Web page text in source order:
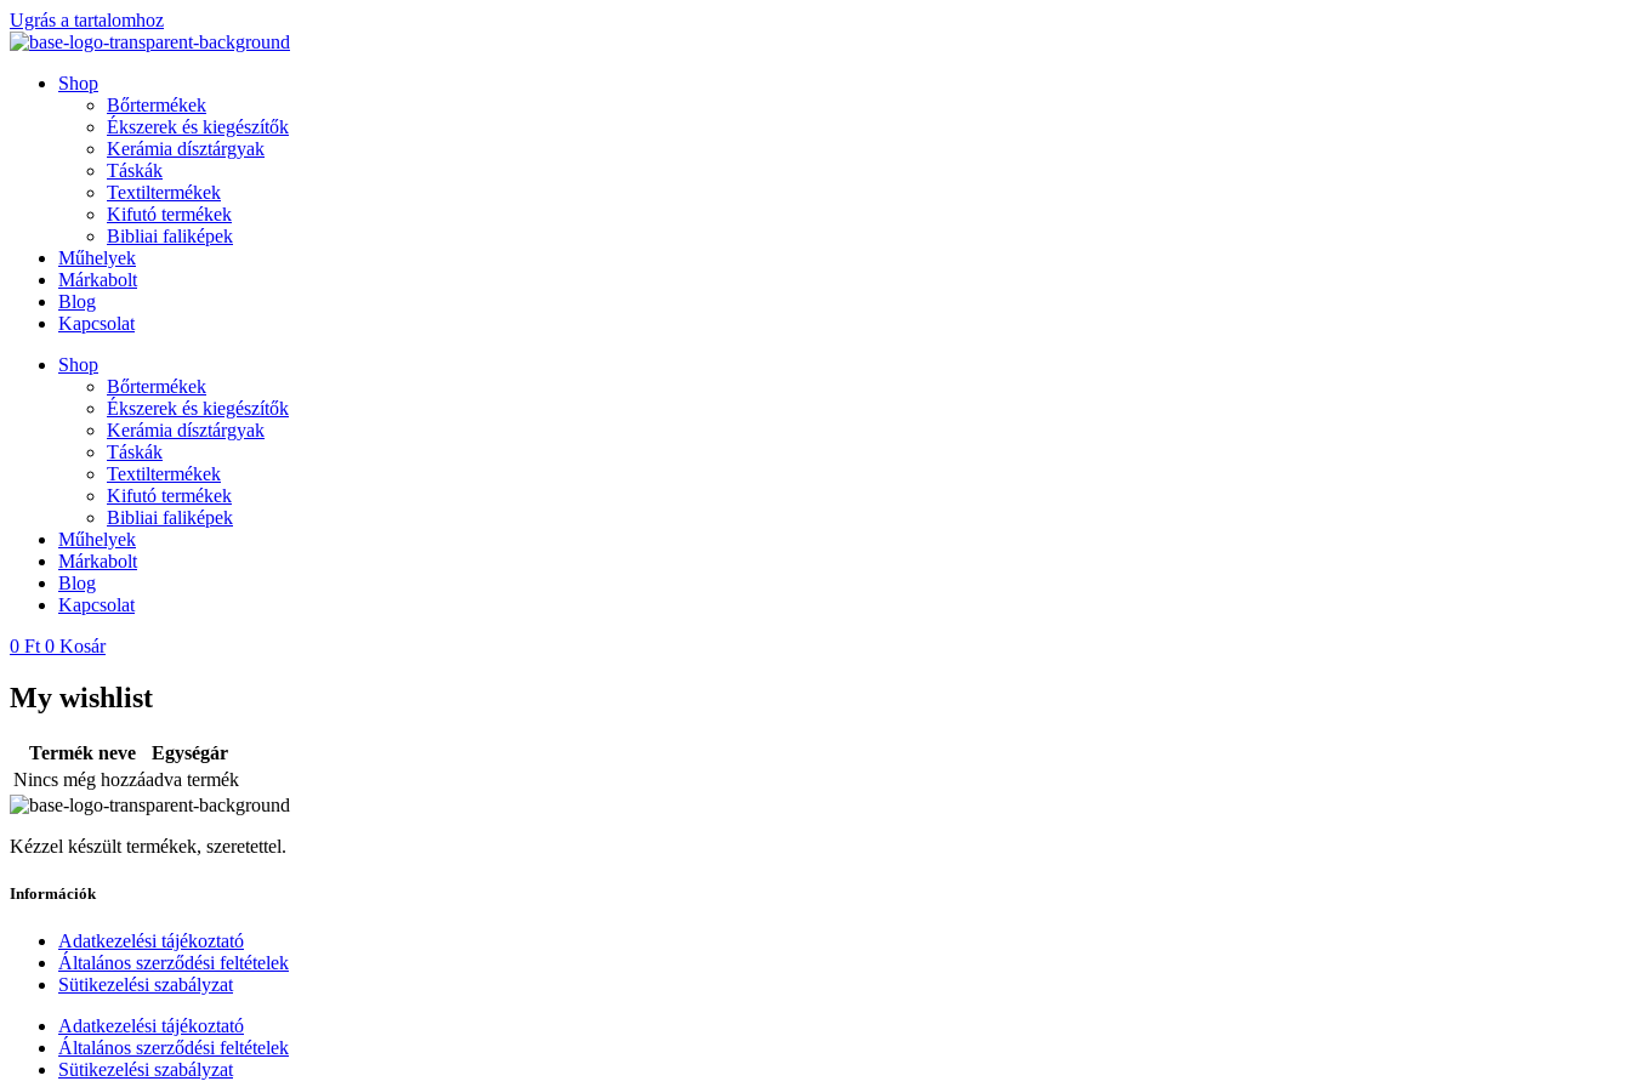
Ugrás a tartalomhoz
Shop
Bőrtermékek
Ékszerek és kiegészítők
Kerámia dísztárgyak
Táskák
Textiltermékek
Kifutó termékek
Bibliai faliképek
Műhelyek
Márkabolt
Blog
Kapcsolat
Shop
Bőrtermékek
Ékszerek és kiegészítők
Kerámia dísztárgyak
Táskák
Textiltermékek
Kifutó termékek
Bibliai faliképek
Műhelyek
Márkabolt
Blog
Kapcsolat
0 Ft 0 Kosár
My wishlist
Termék neve
Egységár
Nincs még hozzáadva termék
Kézzel készült termékek, szeretettel.
Információk
Adatkezelési tájékoztató
Általános szerződési feltételek
Sütikezelési szabályzat
Adatkezelési tájékoztató
Általános szerződési feltételek
Sütikezelési szabályzat